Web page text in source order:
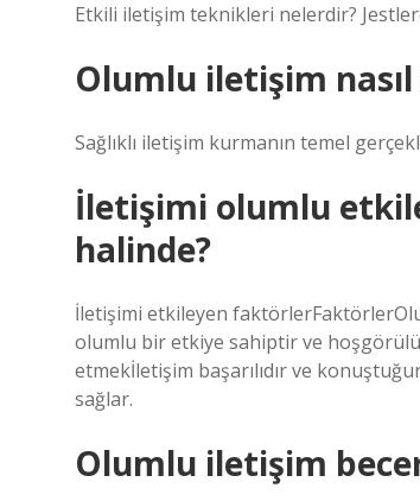
Etkili iletişim teknikleri nelerdir?
Olumlu iletişim nasıl
Sağlıklı iletişim kurmanın temel
İletişimi olumlu
halinde?
İletişimi etkileyen
olumlu bir etkiye sahiptir ve
etmekİletişim başarılıdır ve
sağlar.
Olumlu iletişim